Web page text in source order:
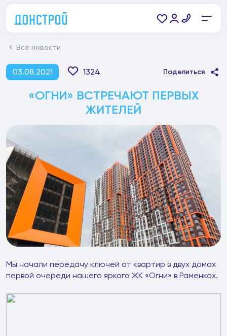
Все новости
03.08.2021 1324 Поделиться
«ОГНИ» ВСТРЕЧАЮТ ПЕРВЫХ
ЖИТЕЛЕЙ
Мы начали передачу ключей от квартир в двух домах
первой очереди нашего яркого ЖК «Огни» в Раменках.